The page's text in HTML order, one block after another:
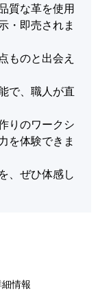
質な革を使用
・即売されま
ものと出会え
で、職人が直
りのワークシ
を体験できま
、ぜひ体感し
情報